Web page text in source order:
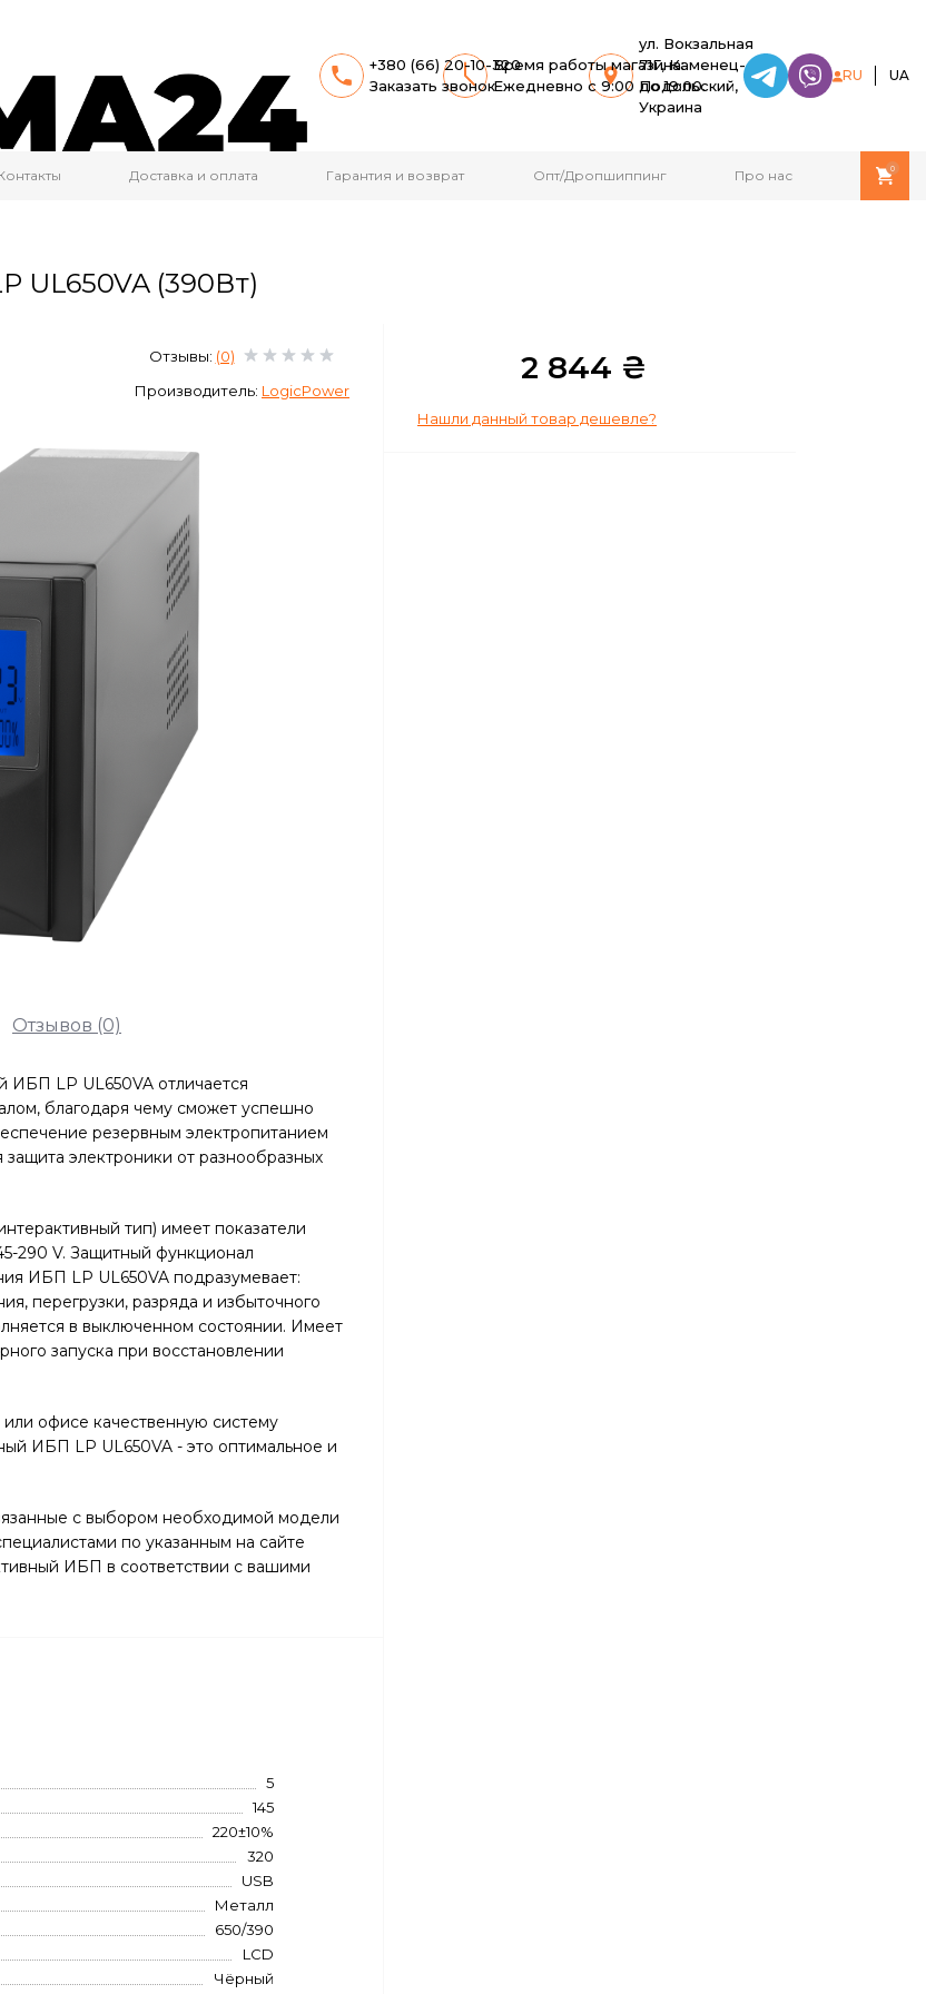
+380 (66) 20-10-320
Заказать звонок
Время работы магазина:
Ежедневно с 9:00 до 19:00.
ул. Вокзальная
71Г, Каменец-
Подольский,
Украина
RU UA
Доставка и оплата Гарантия и возврат Опт/Дропшиппинг Про нас 0
UL650VA (390Вт)
Отзывы: (0)
Производитель: LogicPower
Отзывов (0)
ИБП LP UL650VA отличается
благодаря чему сможет успешно
резервным электропитанием
электроники от разнообразных
тип) имеет показатели
290 V. Защитный функционал
ИБП LP UL650VA подразумевает:
перегрузки, разряда и избыточного
в выключенном состоянии. Имеет
запуска при восстановлении
офисе качественную систему
ИБП LP UL650VA - это оптимальное и
с выбором необходимой модели
по указанным на сайте
ИБП в соответствии с вашими
5
145
220±10%
320
USB
Металл
650/390
LCD
Чёрный
2 844 ₴
Нашли данный товар дешевле?